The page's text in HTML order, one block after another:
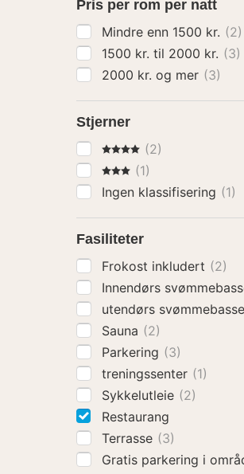
Pris per rom per natt
Mindre enn 1500 kr. (2)
1500 kr. til 2000 kr. (3)
2000 kr. og mer (3)
Stjerner
4 Stjerner
(2)
3 Stjerner
(1)
Ingen klassifisering (1)
Fasiliteter
Frokost inkludert (2)
Innendørs
utendørs
Sauna (2)
Parkering (3)
treningssenter (1)
Sykkelutleie (2)
Restaurang
Terrasse (3)
Gratis parkering i